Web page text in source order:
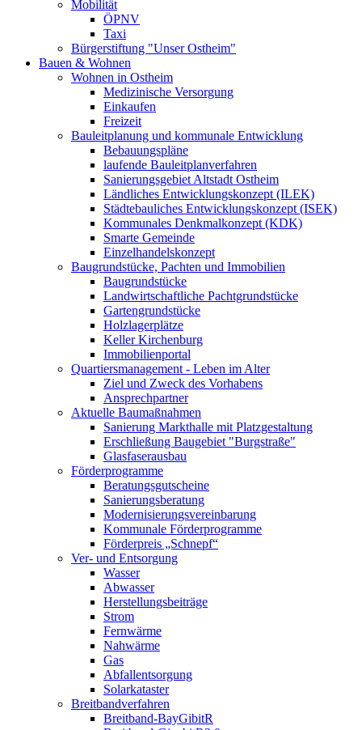
Mobilität
ÖPNV
Taxi
Bürgerstiftung "Unser Ostheim"
Bauen & Wohnen
Wohnen in Ostheim
Medizinische Versorgung
Einkaufen
Freizeit
Bauleitplanung und kommunale Entwicklung
Bebauungspläne
laufende Bauleitplanverfahren
Sanierungsgebiet Altstadt Ostheim
Ländliches Entwicklungskonzept (ILEK)
Städtebauliches Entwicklungskonzept (ISEK)
Kommunales Denkmalkonzept (KDK)
Smarte Gemeinde
Einzelhandelskonzept
Baugrundstücke, Pachten und Immobilien
Baugrundstücke
Landwirtschaftliche Pachtgrundstücke
Gartengrundstücke
Holzlagerplätze
Keller Kirchenburg
Immobilienportal
Quartiersmanagement - Leben im Alter
Ziel und Zweck des Vorhabens
Ansprechpartner
Aktuelle Baumaßnahmen
Sanierung Markthalle mit Platzgestaltung
Erschließung Baugebiet "Burgstraße"
Glasfaserausbau
Förderprogramme
Beratungsgutscheine
Sanierungsberatung
Modernisierungsvereinbarung
Kommunale Förderprogramme
Förderpreis „Schnepf“
Ver- und Entsorgung
Wasser
Abwasser
Herstellungsbeiträge
Strom
Fernwärme
Nahwärme
Gas
Abfallentsorgung
Solarkataster
Breitbandverfahren
Breitband-BayGibitR